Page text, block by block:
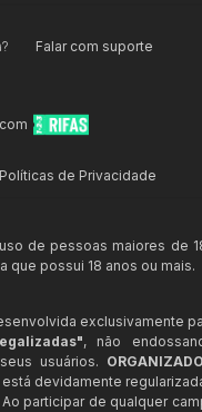
Falar com suporte
Políticas de Privacidade
de pessoas maiores de
possui 18 anos ou mais.
exclusivamente
, não
usuários.
devidamente
Ao participar de qualquer